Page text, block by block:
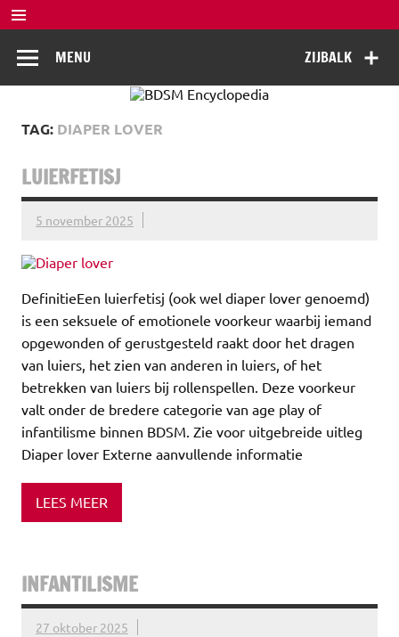
Doorgaan
naar
inhoud
BDSM
Encyclopedia
ZIJBALK
MENU
TAG: DIAPER LOVER
LUIERFETISJ
5 november 2025
DefinitieEen luierfetisj (ook wel diaper lover genoemd)
is een seksuele of emotionele voorkeur waarbij iemand
opgewonden of gerustgesteld raakt door het dragen
van luiers, het zien van anderen in luiers, of het
betrekken van luiers bij rollenspellen. Deze voorkeur
valt onder de bredere categorie van age play of
infantilisme binnen BDSM. Zie voor uitgebreide uitleg
Diaper lover Externe aanvullende informatie
LEES MEER
INFANTILISME
27 oktober 2025